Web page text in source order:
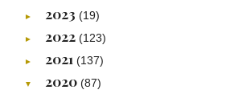
► 2023 (19)
► 2022 (123)
► 2021 (137)
▼ 2020 (87)